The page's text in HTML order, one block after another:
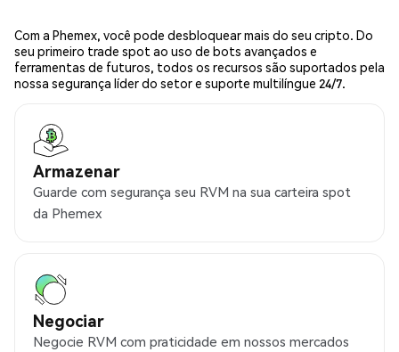
Com a Phemex, você pode desbloquear mais do seu cripto. Do
seu primeiro trade spot ao uso de bots avançados e
ferramentas de futuros, todos os recursos são suportados pela
nossa segurança líder do setor e suporte multilíngue 24/7.
Armazenar
Guarde com segurança seu RVM na sua carteira spot
da Phemex
Negociar
Negocie RVM com praticidade em nossos mercados